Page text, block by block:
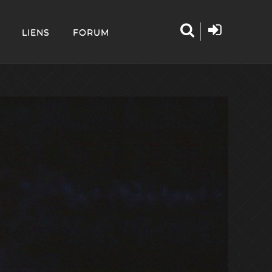
LIENS FORUM